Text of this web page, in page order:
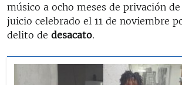
músico a ocho meses de privación
juicio celebrado el 11 de noviembre
delito de desacato.